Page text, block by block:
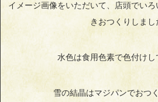
イメージ画像をいただいて、店頭でい
きおつくりしまし
水色は食用色素で色付けし
雪の結晶はマジパンでおつ